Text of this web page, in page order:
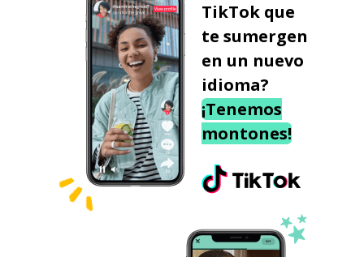
TikTok que
te sumergen
en un nuevo
idioma?
¡Tenemos
montones!